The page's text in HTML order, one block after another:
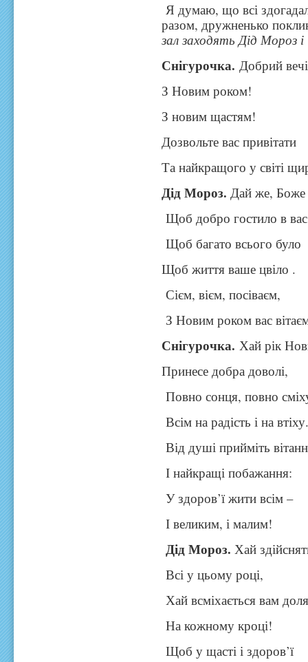
Я думаю, що всі
разом, дружненько
зал заходять Дід Мороз і
Снігурочка. Добрий
З Новим роком!
З новим щастям!
Дозвольте вас привітати
Та найкращого у світі
Дід Мороз.Дай же,
Щоб добро гостило в
Щоб багато всього було
Щоб життя ваше цвіло .
Сієм, вієм, посіваєм,
З Новим роком вас
Снігурочка. Хай рік
Принесе добра доволі,
Повно сонця, повно
Всім на радість і на
Від душі прийміть
І найкращі побажання:
У здоров’ї жити всім –
І великим, і малим!
Дід Мороз. Хай
Всі у цьому році,
Хай всміхається вам
На кожному кроці!
Щоб у щасті і здоров’ї